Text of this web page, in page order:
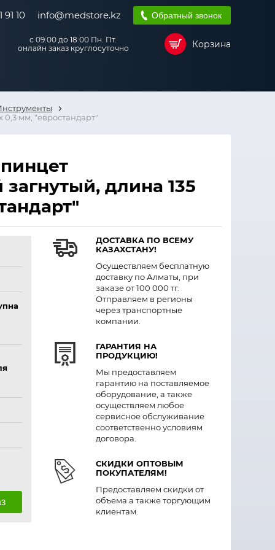
91 10 info@medstore.kz Обратный звонок
с 09:00 до 18:00 Пн. Пт.
онлайн заказ круглосуточно
Корзина
мм, "евростандарт"
длина 135
ДОСТАВКА ПО ВСЕМУ
КАЗАХСТАНУ!
Осуществляем бесплатную
доставку по Алматы, при
заказе от 100 000 тг.
Отправляем в регионы
через транспортные
компании.
ГАРАНТИЯ НА
ПРОДУКЦИЮ!
Мы предоставляем
гарантию на поставляемое
оборудование, а также
осуществляем любое
сервисное обслуживание
соответственно условиям
договора.
СКИДКИ ОПТОВЫМ
ПОКУПАТЕЛЯМ!
Предоставляем скидки от
объема а также торгующим
клиентам.